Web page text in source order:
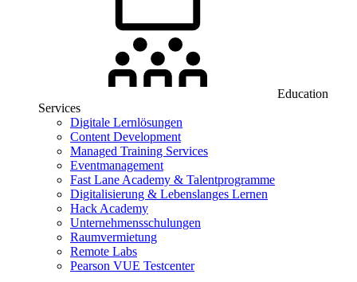
Education
Services
Digitale Lernlösungen
Content Development
Managed Training Services
Eventmanagement
Fast Lane Academy & Talentprogramme
Digitalisierung & Lebenslanges Lernen
Hack Academy
Unternehmensschulungen
Raumvermietung
Remote Labs
Pearson VUE Testcenter